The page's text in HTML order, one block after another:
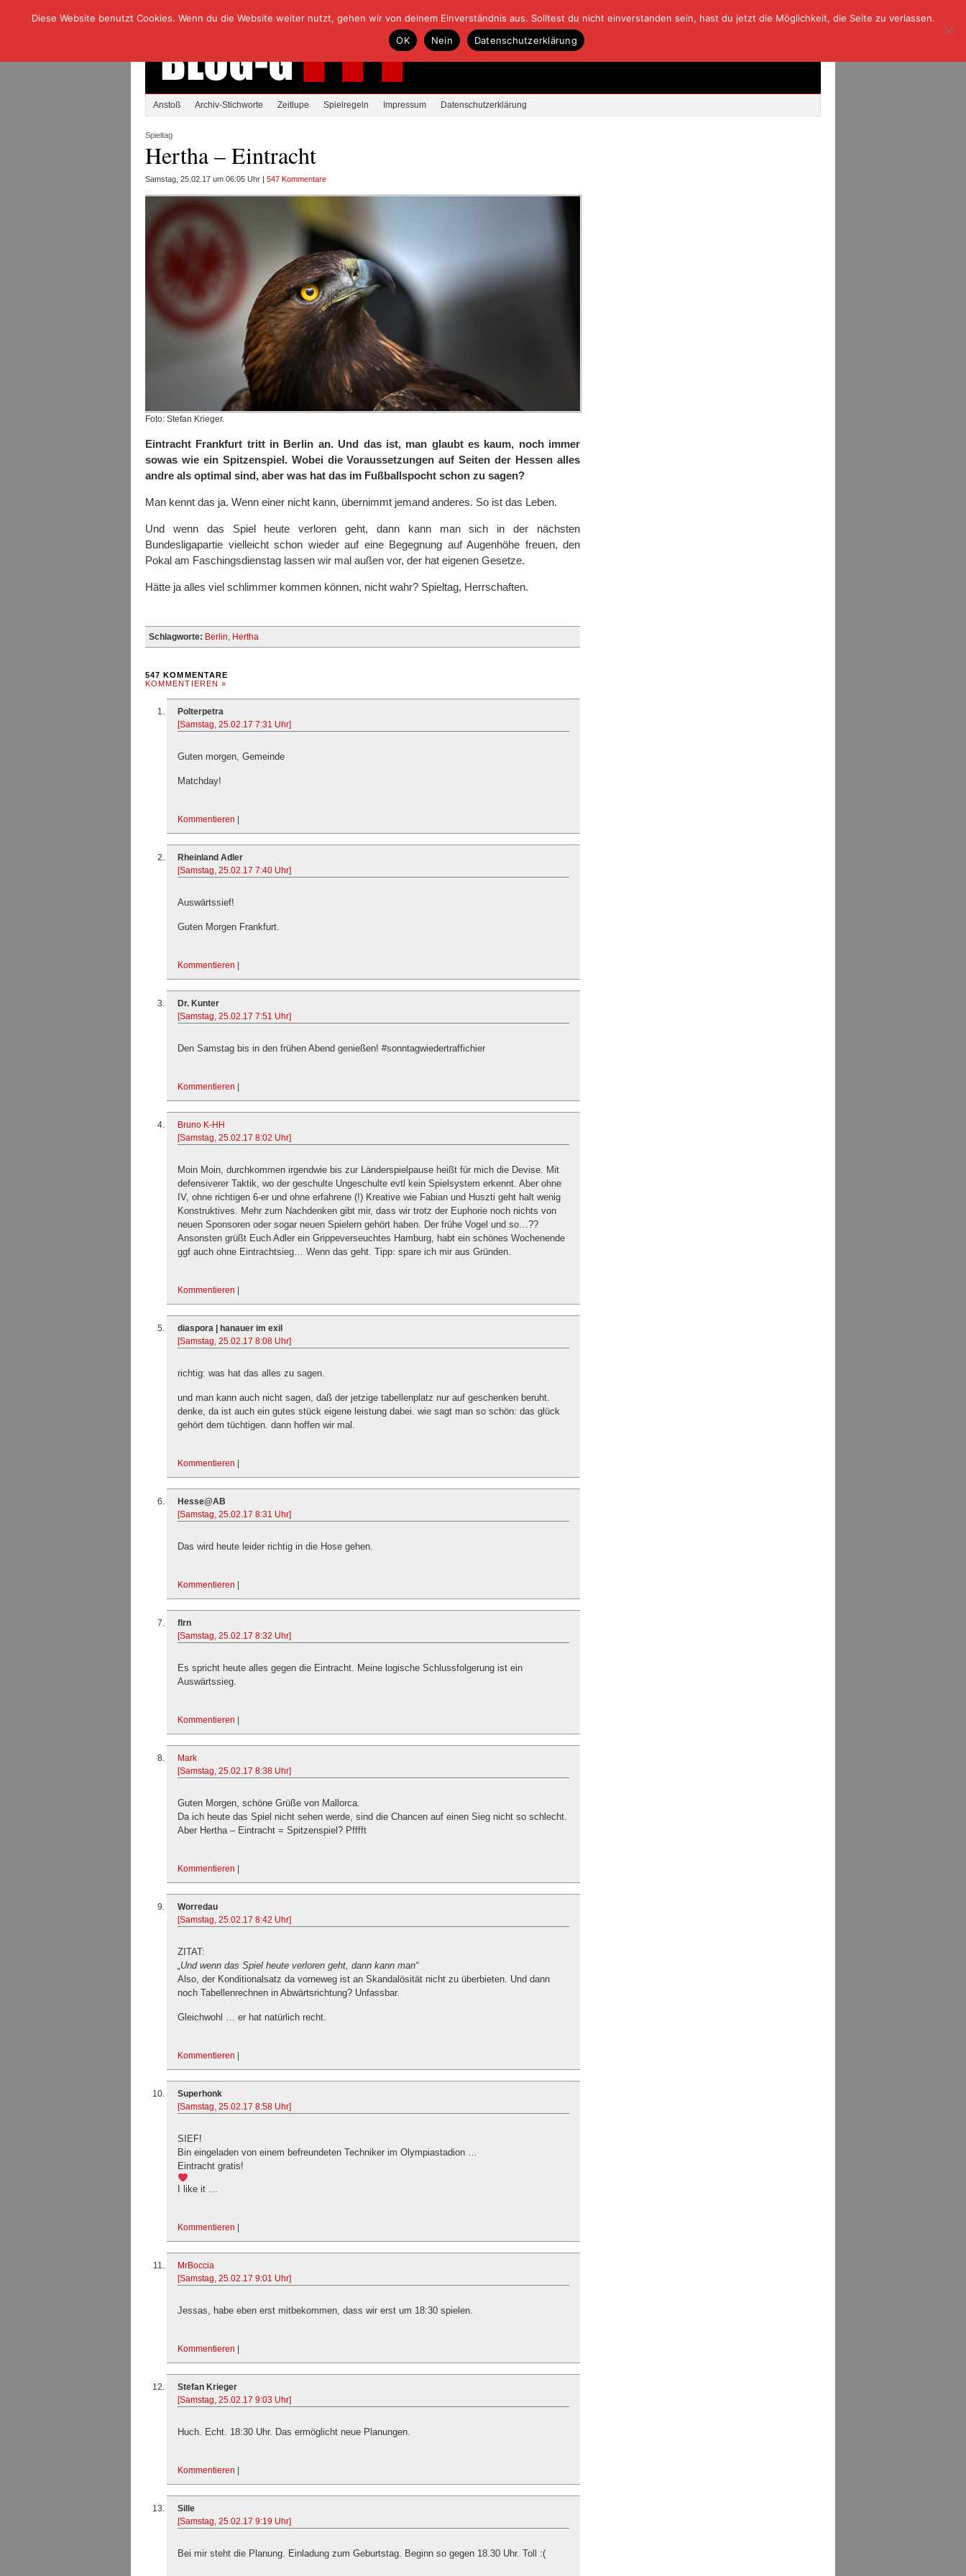
Anstoß Archiv-Stichworte Zeitlupe Spielregeln Impressum Datenschutzerklärung
Spieltag
Hertha – Eintracht
Samstag, 25.02.17 um 06:05 Uhr | 547 Kommentare
Foto: Stefan Krieger.
Eintracht Frankfurt tritt in Berlin an. Und das ist, man glaubt es kaum, noch immer
sowas wie ein Spitzenspiel. Wobei die Voraussetzungen auf Seiten der Hessen alles
andre als optimal sind, aber was hat das im Fußballspocht schon zu sagen?
Man kennt das ja. Wenn einer nicht kann, übernimmt jemand anderes. So ist das Leben.
Und wenn das Spiel heute verloren geht, dann kann man sich in der nächsten
Bundesligapartie vielleicht schon wieder auf eine Begegnung auf Augenhöhe freuen, den
Pokal am Faschingsdienstag lassen wir mal außen vor, der hat eigenen Gesetze.
Hätte ja alles viel schlimmer kommen können, nicht wahr? Spieltag, Herrschaften.
Schlagworte: Berlin Hertha
547 KOMMENTARE
KOMMENTIEREN »
Polterpetra
[Samstag, 25.02.17 7:31 Uhr]
Guten morgen, Gemeinde
Matchday!
Kommentieren |
Rheinland Adler
[Samstag, 25.02.17 7:40 Uhr]
Auswärtssief!
Guten Morgen Frankfurt.
Kommentieren |
Dr. Kunter
[Samstag, 25.02.17 7:51 Uhr]
Den Samstag bis in den frühen Abend genießen! #sonntagwiedertraffichier
Kommentieren |
Bruno K-HH
[Samstag, 25.02.17 8:02 Uhr]
Moin Moin, durchkommen irgendwie bis zur Länderspielpause heißt für mich die Devise. Mit
defensiverer Taktik, wo der geschulte Ungeschulte evtl kein Spielsystem erkennt. Aber ohne
IV, ohne richtigen 6-er und ohne erfahrene (!) Kreative wie Fabian und Huszti geht halt wenig
Konstruktives. Mehr zum Nachdenken gibt mir, dass wir trotz der Euphorie noch nichts von
neuen Sponsoren oder sogar neuen Spielern gehört haben. Der frühe Vogel und so…??
Ansonsten grüßt Euch Adler ein Grippeverseuchtes Hamburg, habt ein schönes Wochenende
ggf auch ohne Eintrachtsieg… Wenn das geht. Tipp: spare ich mir aus Gründen.
Kommentieren |
diaspora | hanauer im exil
[Samstag, 25.02.17 8:08 Uhr]
richtig: was hat das alles zu sagen.
und man kann auch nicht sagen, daß der jetzige tabellenplatz nur auf geschenken beruht.
denke, da ist auch ein gutes stück eigene leistung dabei. wie sagt man so schön: das glück
gehört dem tüchtigen. dann hoffen wir mal.
Kommentieren |
Hesse@AB
[Samstag, 25.02.17 8:31 Uhr]
Das wird heute leider richtig in die Hose gehen.
Kommentieren |
flrn
[Samstag, 25.02.17 8:32 Uhr]
Es spricht heute alles gegen die Eintracht. Meine logische Schlussfolgerung ist ein
Auswärtssieg.
Kommentieren |
Mark
[Samstag, 25.02.17 8:38 Uhr]
Guten Morgen, schöne Grüße von Mallorca.
Da ich heute das Spiel nicht sehen werde, sind die Chancen auf einen Sieg nicht so schlecht.
Aber Hertha – Eintracht = Spitzenspiel? Pfffft
Kommentieren |
Worredau
[Samstag, 25.02.17 8:42 Uhr]
ZITAT:
„Und wenn das Spiel heute verloren geht, dann kann man“
Also, der Konditionalsatz da vorneweg ist an Skandalösität nicht zu überbieten. Und dann
noch Tabellenrechnen in Abwärtsrichtung? Unfassbar.
Gleichwohl … er hat natürlich recht.
Kommentieren |
Superhonk
[Samstag, 25.02.17 8:58 Uhr]
SIEF!
Bin eingeladen von einem befreundeten Techniker im Olympiastadion …
Eintracht gratis!
I like it …
Kommentieren |
MrBoccia
[Samstag, 25.02.17 9:01 Uhr]
Jessas, habe eben erst mitbekommen, dass wir erst um 18:30 spielen.
Kommentieren |
Stefan Krieger
[Samstag, 25.02.17 9:03 Uhr]
Huch. Echt. 18:30 Uhr. Das ermöglicht neue Planungen.
Kommentieren |
Sille
[Samstag, 25.02.17 9:19 Uhr]
Bei mir steht die Planung. Einladung zum Geburtstag. Beginn so gegen 18.30 Uhr. Toll :(
Diese Website benutzt Cookies. Wenn du die Website weiter nutzt, gehen wir von deinem Einverständnis aus. Solltest du nicht einverstanden sein, hast du jetzt die Möglichkeit, die Seite zu verlassen.
OK
Nein Datenschutzerklärung